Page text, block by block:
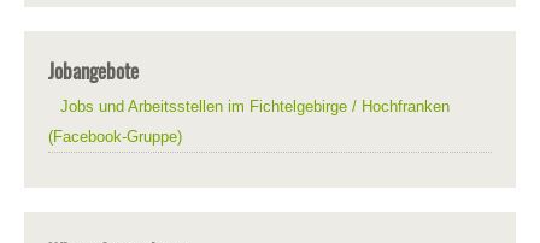
Jobangebote
Jobs und Arbeitsstellen im Fichtelgebirge / Hochfranken
(Facebook-Gruppe)